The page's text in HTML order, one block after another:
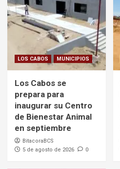
LOS CABOS MUNICIPIOS
Los Cabos se
prepara para
inaugurar su Centro
de Bienestar Animal
en septiembre
BitacoraBCS
5 de agosto de 2026
0